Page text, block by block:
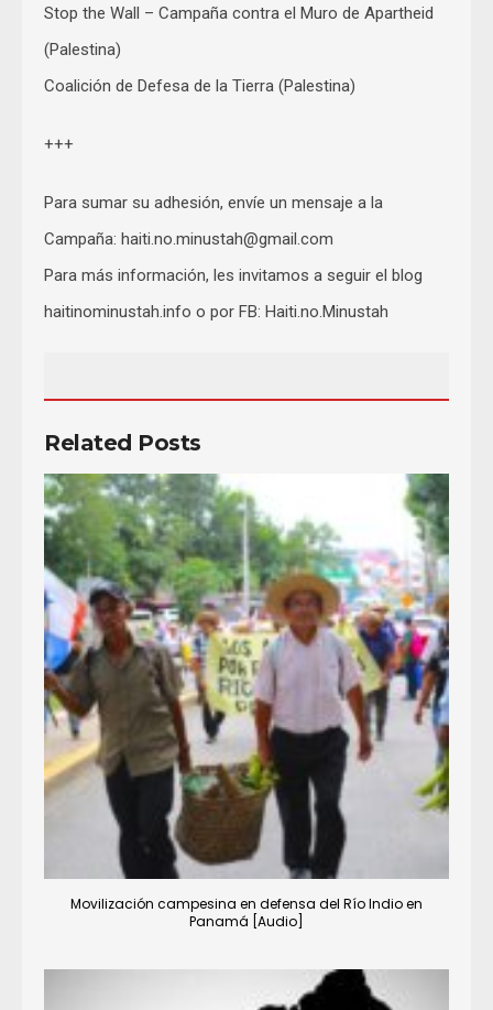
Stop the Wall – Campaña contra el Muro de Apartheid
(Palestina)
Coalición de Defesa de la Tierra (Palestina)
+++
Para sumar su adhesión, envíe un mensaje a la
Campaña: haiti.no.minustah@gmail.com
Para más información, les invitamos a seguir el blog
haitinominustah.info o por FB: Haiti.no.Minustah
Related Posts
Movilización campesina en defensa del Río Indio en
Panamá [Audio]